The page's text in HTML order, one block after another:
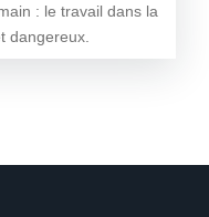
: le travail dans la
dangereux.